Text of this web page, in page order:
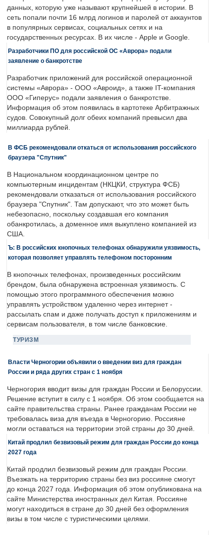
данных, которую уже называют крупнейшей в истории. В
сеть попали почти 16 млрд логинов и паролей от аккаунтов
в популярных сервисах, социальных сетях и на
государственных ресурсах. В их числе - Apple и Google.
Разработчики ПО для российской ОС «Аврора» подали
заявление о банкротстве
Разработчик приложений для российской операционной
системы «Аврора» - ООО «Авроид», а также IT-компания
ООО «Гиперус» подали заявления о банкротстве.
Информация об этом появилась в картотеке Арбитражных
судов. Совокупный долг обеих компаний превысил два
миллиарда рублей.
В ФСБ рекомендовали откаться от использования российского
браузера "Спутник"
В Национальном координационном центре по
компьютерным инцидентам (НКЦКИ, структура ФСБ)
рекомендовали отказаться от использования российского
браузера "Спутник". Там допускают, что это может быть
небезопасно, поскольку создавшая его компания
обанкротилась, а доменное имя выкуплено компанией из
США.
Ъ: В российских кнопочных телефонах обнаружили уязвимость,
которая позволяет управлять телефоном посторонним
В кнопочных телефонах, произведенных российским
брендом, была обнаружена встроенная уязвимость. С
помощью этого программного обеспечения можно
управлять устройством удаленно через интернет -
рассылать спам и даже получать доступ к приложениям и
сервисам пользователя, в том числе банковские.
ТУРИЗМ
Власти Черногории объявили о введении виз для граждан
России и ряда других стран с 1 ноября
Черногория вводит визы для граждан России и Белоруссии.
Решение вступит в силу с 1 ноября. Об этом сообщается на
сайте правительства страны. Ранее гражданам России не
требовалась виза для въезда в Черногорию. Россияне
могли оставаться на территории этой страны до 30 дней.
Китай продлил безвизовый режим для граждан России до конца
2027 года
Китай продлил безвизовый режим для граждан России.
Въезжать на территорию страны без виз россияне смогут
до конца 2027 года. Информация об этом опубликована на
сайте Министерства иностранных дел Китая. Россияне
могут находиться в стране до 30 дней без оформления
визы в том числе с туристическими целями.